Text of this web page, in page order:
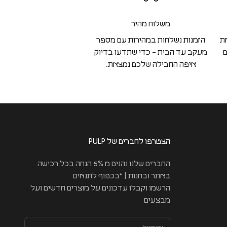
משלוח מהיר
הזמנות נשלחות במהירות עם מספר
מעקב עד הבית – כדי שתדעו בדיוק
איפה החבילה שלכם נמצאת.
הצטרפו לחברים של PULP
החברים שלנו נהנים מ 5% הנחה בכל רכישה
באתר ובחנות | *בכפוף לתנאים
הרשמו וקבלו עדכונים על מוצרים חדשים ועל
מבצעים